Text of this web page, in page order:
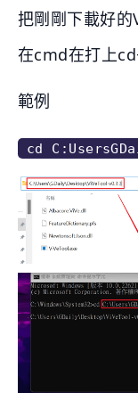
把剛剛下載好的
在cmd在打上
範例
cd